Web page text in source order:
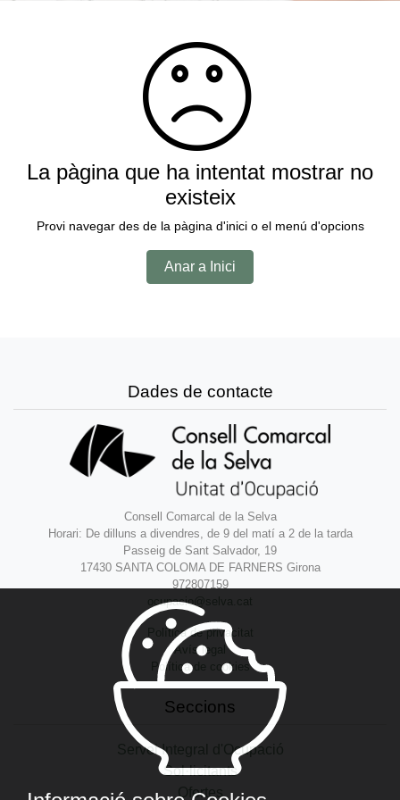
La pàgina que ha intentat mostrar no
existeix
Provi navegar des de la pàgina d'inici o el menú d'opcions
Anar a Inici
Dades de contacte
Consell Comarcal de la Selva
Horari: De dilluns a divendres, de 9 del matí a 2 de la tarda
Passeig de Sant Salvador, 19
17430 SANTA COLOMA DE FARNERS Girona
972807159
ocupacio@selva.cat
Política de privacitat
Avís legal
Política de cookies
Seccions
Servei Integral d'Ocupació
Sol·licitants
Ofertes